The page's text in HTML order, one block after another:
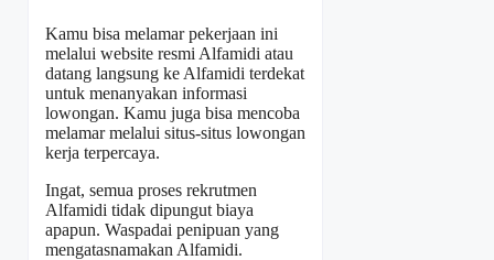
Kamu bisa melamar pekerjaan ini
melalui website resmi Alfamidi atau
datang langsung ke Alfamidi terdekat
untuk menanyakan informasi
lowongan. Kamu juga bisa mencoba
melamar melalui situs-situs lowongan
kerja terpercaya.
Ingat, semua proses rekrutmen
Alfamidi tidak dipungut biaya
apapun. Waspadai penipuan yang
mengatasnamakan Alfamidi.